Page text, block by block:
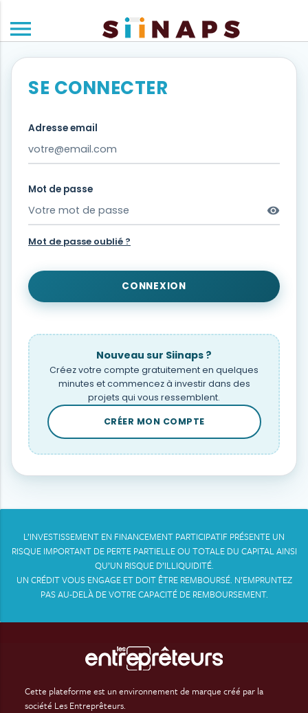
menu
SE CONNECTER
Adresse email
Mot de passe
visibility
Mot de passe oublié ?
CONNEXION
Nouveau sur Siinaps ?
Créez votre compte gratuitement en quelques
minutes et commencez à investir dans des
projets qui vous ressemblent.
CRÉER MON COMPTE
L’INVESTISSEMENT EN FINANCEMENT PARTICIPATIF PRÉSENTE UN
RISQUE IMPORTANT DE PERTE PARTIELLE OU TOTALE DU CAPITAL AINSI
QU’UN RISQUE D’ILLIQUIDITÉ.
UN CRÉDIT VOUS ENGAGE ET DOIT ÊTRE REMBOURSÉ. N’EMPRUNTEZ
PAS AU-DELÀ DE VOTRE CAPACITÉ DE REMBOURSEMENT.
Cette plateforme est un environnement de marque créé par la
société Les Entreprêteurs.